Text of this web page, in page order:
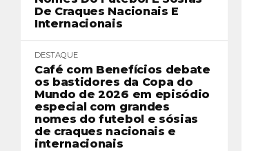
De Craques Nacionais E
Internacionais
DESTAQUE
Café com Benefícios debate
os bastidores da Copa do
Mundo de 2026 em episódio
especial com grandes
nomes do futebol e sósias
de craques nacionais e
internacionais